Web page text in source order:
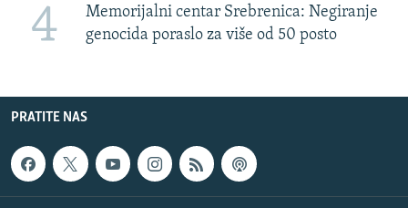
4
Memorijalni centar Srebrenica: Negiranje
genocida poraslo za više od 50 posto
PRATITE NAS